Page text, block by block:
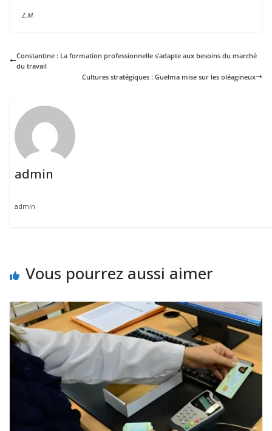
Z.M.
Constantine : La formation professionnelle s’adapte aux besoins du marché
du travail
Cultures stratégiques : Guelma mise sur les oléagineux
admin
admin
Vous pourrez aussi aimer